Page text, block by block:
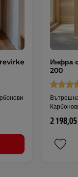
Инфра
200
2